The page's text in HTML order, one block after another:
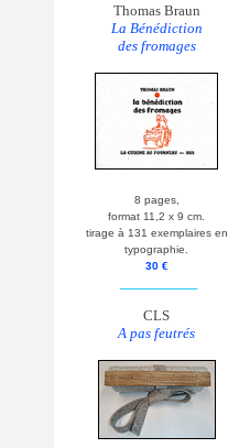
Thomas Braun
La Bénédiction
des fromages
8 pages,
format 11,2 x 9 cm.
tirage à 131 exemplaires en
typographie.
30 €
CLS
A pas feutrés